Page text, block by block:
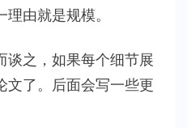
由就是规模。
谈之，如果每个细节展
文了。后面会写一些更